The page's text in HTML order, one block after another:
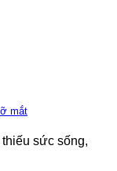
mắt
sức sống,